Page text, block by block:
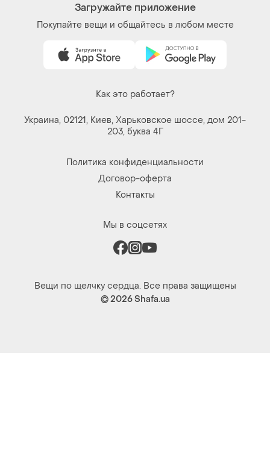
Загружайте приложение
Покупайте вещи и общайтесь в любом месте
Как это работает?
Украина, 02121, Киев, Харьковское шоссе, дом 201-
203, буква 4Г
Политика конфиденциальности
Договор-оферта
Контакты
Мы в соцсетях
Вещи по щелчку сердца. Все права защищены
© 2026Shafa.ua